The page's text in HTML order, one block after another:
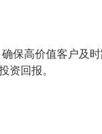
保高价值客户及
资回报。